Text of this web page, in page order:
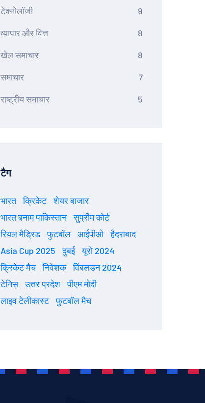
टेक्नोलॉजी 9
व्यापार और वित्त 8
खेल समाचार 8
समाचार 7
राष्ट्रीय समाचार 5
टैग
भारत क्रिकेट
शेयर बाजार
भारत बनाम पाकिस्तान
सुप्रीम कोर्ट
रियल मैड्रिड
फुटबॉल आईपीओ
हैदराबाद
Asia Cup 2025
दुबई
यूरो 2024
क्रिकेट मैच
निवेशक
विंबलडन 2024
टेनिस
उत्तर प्रदेश
पीएम मोदी
लाइव टेलीकास्ट
फुटबॉल मैच